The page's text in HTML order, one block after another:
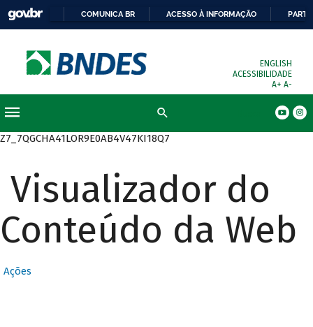
COMUNICA BR ACESSO À INFORMAÇÃO
ENGLISH
ACESSIBILIDADE
A+ A-
Z7_7QGCHA41LOR9E0AB4V47KI18Q7
Visualizador do
Conteúdo da Web
Ações